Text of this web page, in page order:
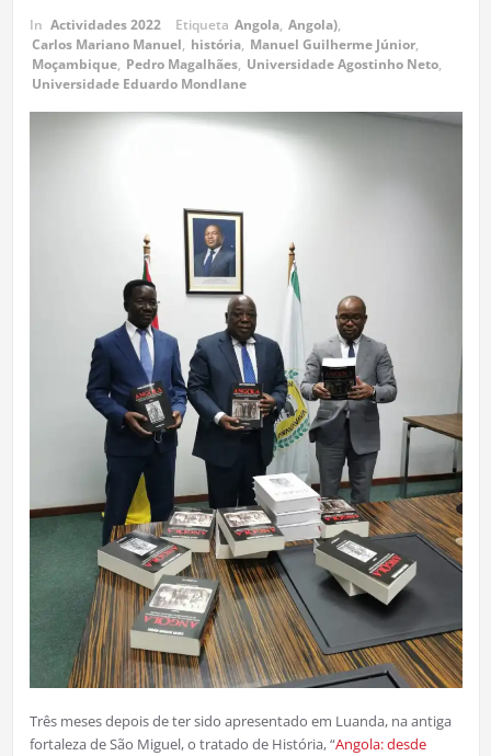
In Actividades 2022 Etiqueta Angola, Angola),
Carlos Mariano Manuel, história, Manuel Guilherme Júnior,
Moçambique, Pedro Magalhães, Universidade Agostinho Neto,
Universidade Eduardo Mondlane
Três meses depois de ter sido apresentado em Luanda, na antiga
fortaleza de São Miguel, o tratado de História, “Angola: desde